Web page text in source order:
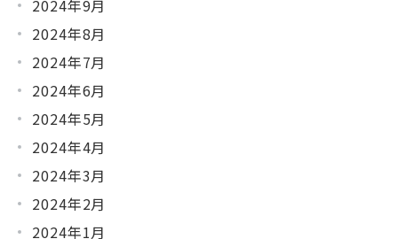
2024年9月
2024年8月
2024年7月
2024年6月
2024年5月
2024年4月
2024年3月
2024年2月
2024年1月